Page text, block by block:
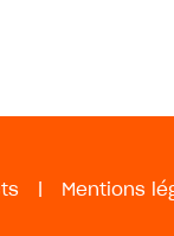
| Mentions